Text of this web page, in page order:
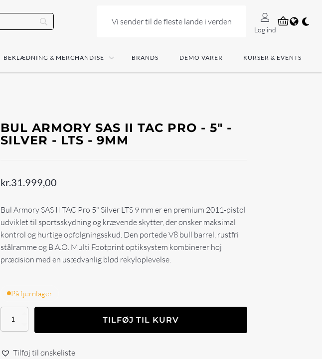
Vi sender til de fleste lande i verden
Log ind
BEKLÆDNING & MERCHANDISE BRANDS DEMO VARER KURSER & EVENTS
BUL ARMORY SAS II TAC PRO - 5" -
SILVER - LTS - 9MM
kr.31.999,00
Bul Armory SAS II TAC Pro 5" Silver LTS 9 mm er en premium 2011-pistol
udviklet til sportsskydning og krævende skytter, der ønsker maksimal
kontrol og hurtige opfølgningsskud. Den portede V8 bull barrel, rustfri
stålramme og B.A.O. Multi Footprint optiksystem kombinerer høj
præcision med en usædvanlig blød rekyloplevelse.
På fjernlager
SAS
TAC
TILFØJ TIL KURV
Tilføj til ønskeliste